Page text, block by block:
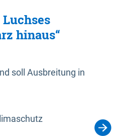
hinaus“
soll Ausbreitung in